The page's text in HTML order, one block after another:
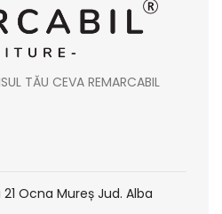
TĂU CEVA REMARCABIL
Ocna Mureș Jud. Alba